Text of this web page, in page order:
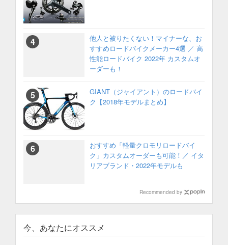
他人と被りたくない！マイナーな、お
すすめロードバイクメーカー4選 ／ 高
性能ロードバイク 2022年 カスタムオ
ーダーも！
GIANT（ジャイアント）のロードバイ
ク【2018年モデルまとめ】
おすすめ「軽量クロモリロードバイ
ク」カスタムオーダーも可能！／ イタ
リアブランド・2022年モデルも
Recommended by
今、あなたにオススメ